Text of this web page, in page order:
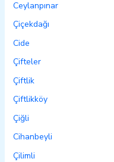
Ceylanpınar
Çiçekdağı
Cide
Çifteler
Çiftlik
Çiftlikköy
Çiğli
Cihanbeyli
Çilimli